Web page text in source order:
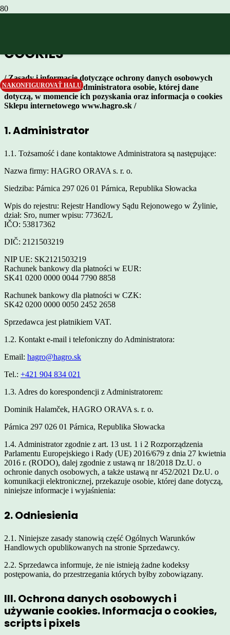
NAKONFIGUROVAŤ HALU
COOKIES
/ Zasady i informacje dotyczące ochrony danych osobowych
przekazywane przez Administratora osobie, której dane
dotyczą, w momencie ich pozyskania oraz informacja o cookies
Sklepu internetowego www.hagro.sk /
1. Administrator
1.1. Tożsamość i dane kontaktowe Administratora są następujące:
Nazwa firmy: HAGRO ORAVA s. r. o.
Siedziba: Párnica 297 026 01 Párnica, Republika Słowacka
Wpis do rejestru: Rejestr Handlowy Sądu Rejonowego w Żylinie,
dział: Sro, numer wpisu: 77362/L
IČO: 53817362
DIČ: 2121503219
NIP UE: SK2121503219
Rachunek bankowy dla płatności w EUR:
SK41 0200 0000 0044 7790 8858
Rachunek bankowy dla płatności w CZK:
SK42 0200 0000 0050 2452 2658
Sprzedawca jest płatnikiem VAT.
1.2. Kontakt e-mail i telefoniczny do Administratora:
Email: hagro@hagro.sk
Tel.: +421 904 834 021
1.3. Adres do korespondencji z Administratorem:
Dominik Halamček, HAGRO ORAVA s. r. o.
Párnica 297 026 01 Párnica, Republika Słowacka
1.4. Administrator zgodnie z art. 13 ust. 1 i 2 Rozporządzenia
Parlamentu Europejskiego i Rady (UE) 2016/679 z dnia 27 kwietnia
2016 r. (RODO), dalej zgodnie z ustawą nr 18/2018 Dz.U. o
ochronie danych osobowych, a także ustawą nr 452/2021 Dz.U. o
komunikacji elektronicznej, przekazuje osobie, której dane dotyczą,
niniejsze informacje i wyjaśnienia:
2. Odniesienia
2.1. Niniejsze zasady stanowią część Ogólnych Warunków
Handlowych opublikowanych na stronie Sprzedawcy.
2.2. Sprzedawca informuje, że nie istnieją żadne kodeksy
postępowania, do przestrzegania których byłby zobowiązany.
III. Ochrona danych osobowych i
używanie cookies. Informacja o cookies,
scripts i pixels